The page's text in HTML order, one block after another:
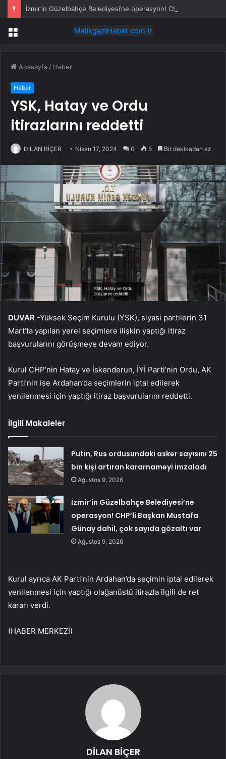
Menü
Anasayfa / Haber
Haber
YSK, Hatay ve Ordu
itirazlarını reddetti
DİLAN BİÇER Nisan 17, 2024 0 5 Bir dakikadan az
DUVAR -Yüksek Seçim Kurulu (YSK), siyasi partilerin 31
Mart’ta yapılan yerel seçimlere ilişkin yaptığı itiraz
başvurularını görüşmeye devam ediyor.
Kurul CHP’nin Hatay ve İskenderun, İYİ Parti’nin Ordu, AK
Parti’nin ise Ardahan’da seçimlerin iptal edilerek
yenilenmesi için yaptığı itiraz başvurularını reddetti.
İlgili Makaleler
Putin, Rus ordusundaki asker sayısını 25
bin kişi artıran kararnameyi imzaladı
Ağustos 9, 2026
İzmir’in Güzelbahçe Belediyesi’ne
operasyon! CHP’li Başkan Mustafa
Günay dahil, çok sayıda gözaltı var
Ağustos 9, 2026
Kurul ayrıca AK Parti’nin Ardahan’da seçimin iptal edilerek
yenilenmesi için yaptığı olağanüstü itirazla ilgili de ret
kararı verdi.
(HABER MERKEZİ)
DİLAN BİÇER